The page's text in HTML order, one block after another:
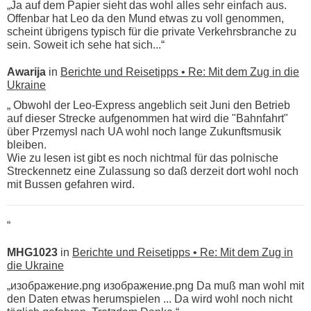
„Ja auf dem Papier sieht das wohl alles sehr einfach aus.
Offenbar hat Leo da den Mund etwas zu voll genommen,
scheint übrigens typisch für die private Verkehrsbranche zu
sein. Soweit ich sehe hat sich...“
Awarija in Berichte und Reisetipps • Re: Mit dem Zug in die
Ukraine
„ Obwohl der Leo-Express angeblich seit Juni den Betrieb
auf dieser Strecke aufgenommen hat wird die "Bahnfahrt"
über Przemysl nach UA wohl noch lange Zukunftsmusik
bleiben.
Wie zu lesen ist gibt es noch nichtmal für das polnische
Streckennetz eine Zulassung so daß derzeit dort wohl noch
mit Bussen gefahren wird.
“
MHG1023 in Berichte und Reisetipps • Re: Mit dem Zug in
die Ukraine
„изображение.png изображение.png Da muß man wohl mit
den Daten etwas herumspielen ... Da wird wohl noch nicht